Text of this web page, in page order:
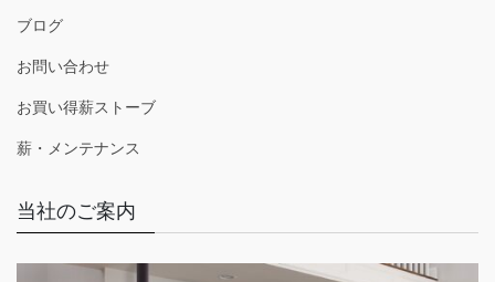
ブログ
お問い合わせ
お買い得薪ストーブ
薪・メンテナンス
当社のご案内